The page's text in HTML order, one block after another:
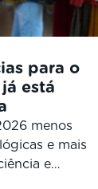
para o
está
menos
e mais
e
não depende